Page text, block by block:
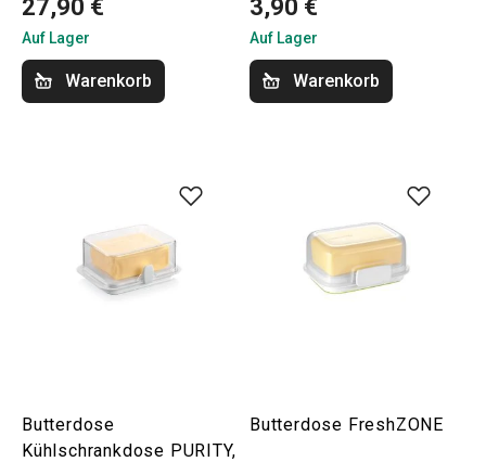
27,90 €
Auf Lager
Warenkorb
3,90 €
Auf Lager
Warenkorb
Butterdose
Kühlschrankdose PURITY,
Butterdose FreshZONE